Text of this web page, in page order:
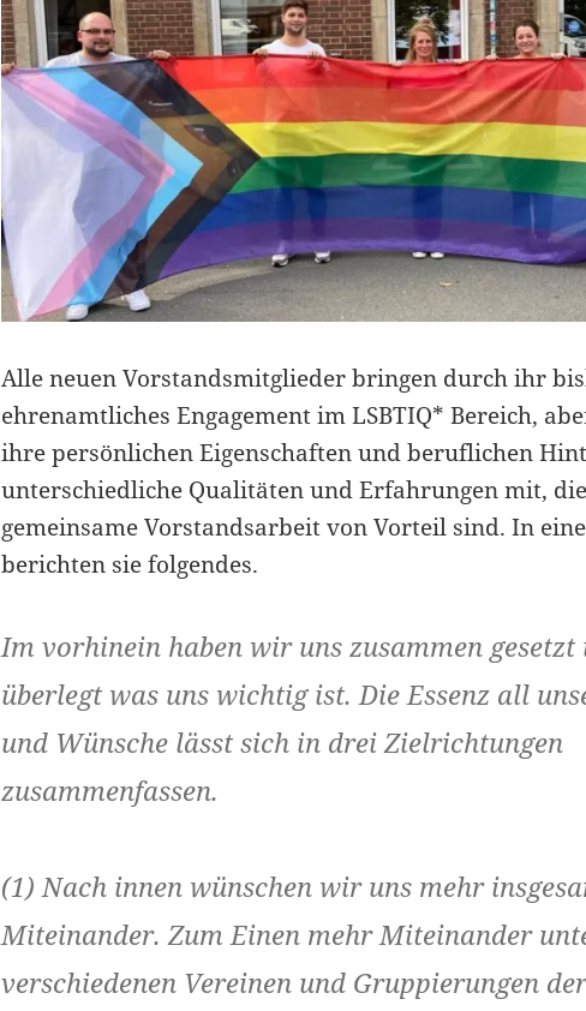
Alle neuen Vorstandsmitglieder bringen durch ihr
ehrenamtliches Engagement im LSBTIQ* Bereich,
ihre persönlichen Eigenschaften und beruflichen
unterschiedliche Qualitäten und Erfahrungen mit,
gemeinsame Vorstandsarbeit von Vorteil sind. In
berichten sie folgendes.
Im vorhinein haben wir uns zusammen gesetzt
überlegt was uns wichtig ist. Die Essenz all
und Wünsche lässt sich in drei Zielrichtungen
zusammenfassen.
(1)Nach innen wünschen wir uns mehr
Miteinander. Zum Einen mehr Miteinander
verschiedenen Vereinen und Gruppierungen